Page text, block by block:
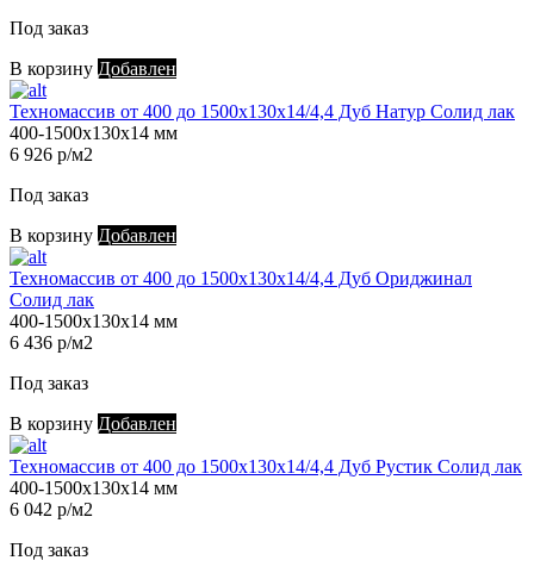
Под заказ
В корзину Добавлен
Техномассив от 400 до 1500х130х14/4,4 Дуб Натур Солид лак
400-1500х130х14 мм
6 926 р/м2
Под заказ
В корзину Добавлен
Техномассив от 400 до 1500х130х14/4,4 Дуб Ориджинал
Солид лак
400-1500х130х14 мм
6 436 р/м2
Под заказ
В корзину Добавлен
Техномассив от 400 до 1500х130х14/4,4 Дуб Рустик Солид лак
400-1500х130х14 мм
6 042 р/м2
Под заказ